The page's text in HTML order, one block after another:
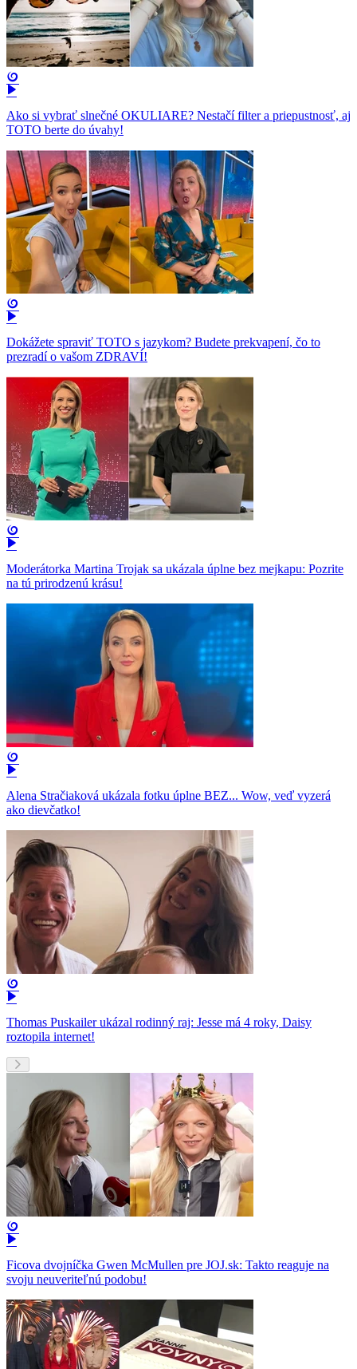
Ako si vybrať slnečné OKULIARE? Nestačí filter a priepustnosť, aj
TOTO berte do úvahy!
Dokážete spraviť TOTO s jazykom? Budete prekvapení, čo to
prezradí o vašom ZDRAVÍ!
Moderátorka Martina Trojak sa ukázala úplne bez mejkapu: Pozrite
na tú prirodzenú krásu!
Alena Stračiaková ukázala fotku úplne BEZ... Wow, veď vyzerá
ako dievčatko!
Thomas Puskailer ukázal rodinný raj: Jesse má 4 roky, Daisy
roztopila internet!
Ficova dvojníčka Gwen McMullen pre JOJ.sk: Takto reaguje na
svoju neuveriteľnú podobu!